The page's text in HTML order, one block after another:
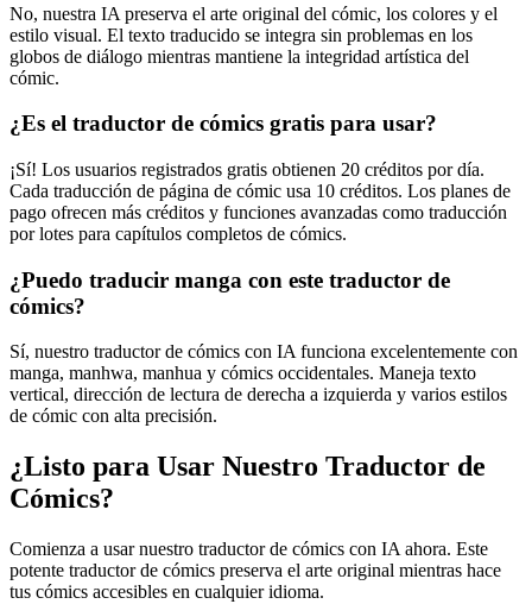
No, nuestra IA preserva el arte original del cómic, los colores y el
estilo visual. El texto traducido se integra sin problemas en los
globos de diálogo mientras mantiene la integridad artística del
cómic.
¿Es el traductor de cómics gratis para usar?
¡Sí! Los usuarios registrados gratis obtienen 20 créditos por día.
Cada traducción de página de cómic usa 10 créditos. Los planes de
pago ofrecen más créditos y funciones avanzadas como traducción
por lotes para capítulos completos de cómics.
¿Puedo traducir manga con este traductor de
cómics?
Sí, nuestro traductor de cómics con IA funciona excelentemente con
manga, manhwa, manhua y cómics occidentales. Maneja texto
vertical, dirección de lectura de derecha a izquierda y varios estilos
de cómic con alta precisión.
¿Listo para Usar Nuestro Traductor de
Cómics?
Comienza a usar nuestro traductor de cómics con IA ahora. Este
potente traductor de cómics preserva el arte original mientras hace
tus cómics accesibles en cualquier idioma.